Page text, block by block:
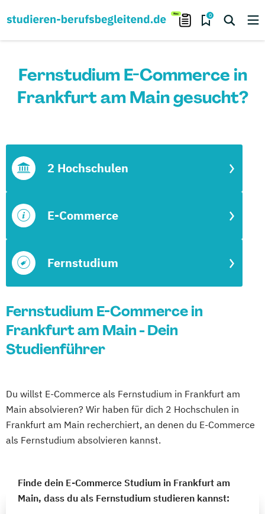
0
Fernstudium E-Commerce in
Frankfurt am Main gesucht?
Fernstudium
E-Commerce
2 Hochschulen
Fernstudium E-Commerce in
Frankfurt am Main - Dein
Studienführer
Du willst E-Commerce als Fernstudium in Frankfurt am
Main absolvieren? Wir haben für dich 2 Hochschulen in
Frankfurt am Main recherchiert, an denen du E-Commerce
als Fernstudium absolvieren kannst.
Finde dein E-Commerce Studium in Frankfurt am
Main, dass du als Fernstudium studieren kannst: